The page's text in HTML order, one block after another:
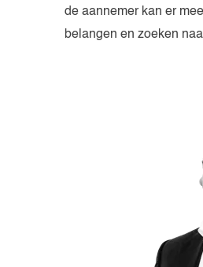
de aannemer kan er
belangen en zoeken